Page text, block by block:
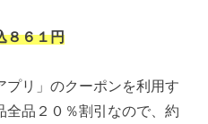
８６１円
プリ」のクーポンを利用す
全品２０％割引なので、約